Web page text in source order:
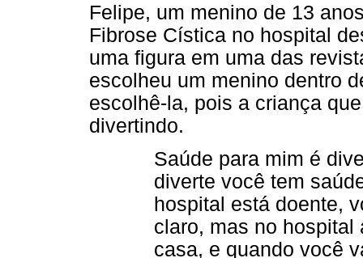
Felipe, um menino de 13
Fibrose Cística no hospital
uma figura em uma das
escolheu um menino dentro
escolhê-la, pois a criança
divertindo.
Saúde para mim é
diverte você tem
hospital está doente,
claro, mas no hospital
casa, e quando você